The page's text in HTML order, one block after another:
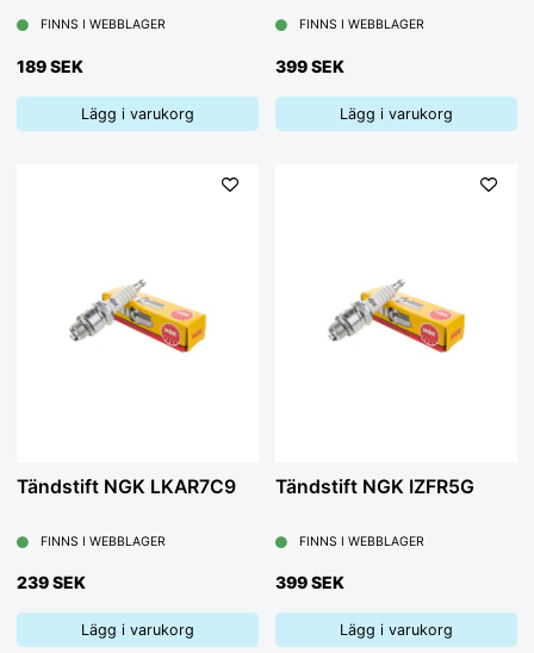
FINNS I WEBBLAGER
189 SEK
Lägg i varukorg
FINNS I WEBBLAGER
399 SEK
Lägg i varukorg
Tändstift NGK LKAR7C9
FINNS I WEBBLAGER
239 SEK
Lägg i varukorg
Tändstift NGK IZFR5G
FINNS I WEBBLAGER
399 SEK
Lägg i varukorg